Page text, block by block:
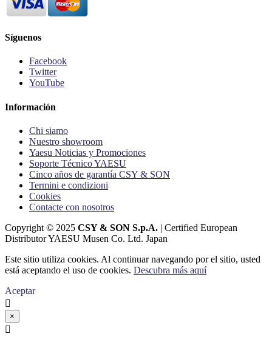
Síguenos
Facebook
Twitter
YouTube
Información
Chi siamo
Nuestro showroom
Yaesu Noticias y Promociones
Soporte Técnico YAESU
Cinco años de garantía CSY & SON
Termini e condizioni
Cookies
Contacte con nosotros
Copyright © 2025 CSY & SON S.p.A. | Certified European
Distributor YAESU Musen Co. Ltd. Japan
Este sitio utiliza cookies. Al continuar navegando por el sitio, usted
está aceptando el uso de cookies. Descubra más aquí
Aceptar

×
